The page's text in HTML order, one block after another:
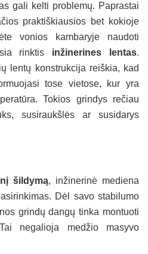
gali kelti problemų. Paprastai
praktiškiausios bet kokioje
vonios kambaryje naudoti
rinktis inžinerines lentas.
lentų konstrukcija reiškia, kad
tose vietose, kur yra
Tokios grindys rečiau
susiraukšlės ar susidarys
šildymą, inžinerinė mediena
Dėl savo stabilumo
grindų dangų tinka montuoti
negalioja medžio masyvo